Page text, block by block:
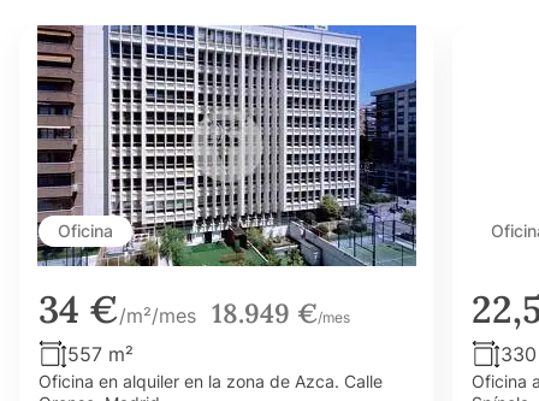
Oficina
34 €/m²/mes 18.949 €/mes
557 m²
Oficina en alquiler en la zona de Azca. Calle
Oficina